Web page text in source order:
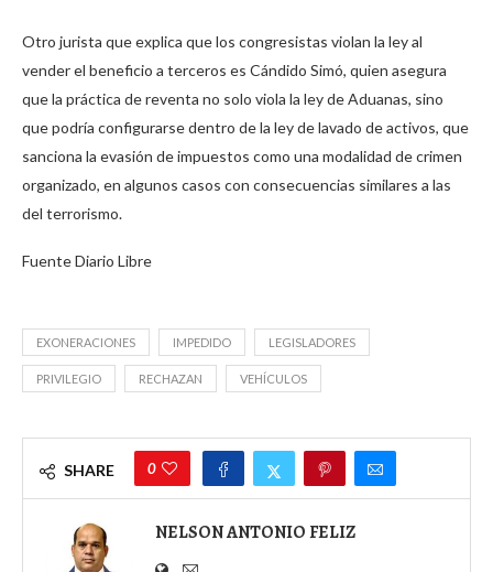
Otro jurista que explica que los congresistas violan la ley al
vender el beneficio a terceros es Cándido Simó, quien asegura
que la práctica de reventa no solo viola la ley de Aduanas, sino
que podría configurarse dentro de la ley de lavado de activos, que
sanciona la evasión de impuestos como una modalidad de crimen
organizado, en algunos casos con consecuencias similares a las
del terrorismo.
Fuente Diario Libre
EXONERACIONES IMPEDIDO LEGISLADORES
PRIVILEGIO RECHAZAN VEHÍCULOS
SHARE 0
NELSON ANTONIO FELIZ